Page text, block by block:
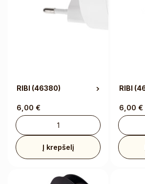
RIBI (46380)
6,00 €
Į krepšelį
RIBI
6,00 €